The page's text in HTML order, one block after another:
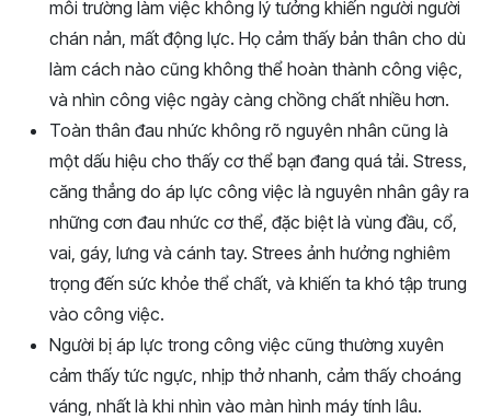
môi trường làm việc không lý tưởng khiến người người
chán nản, mất động lực. Họ cảm thấy bản thân cho dù
làm cách nào cũng không thể hoàn thành công việc,
và nhìn công việc ngày càng chồng chất nhiều hơn.
Toàn thân đau nhức không rõ nguyên nhân cũng là
một dấu hiệu cho thấy cơ thể bạn đang quá tải. Stress,
căng thẳng do áp lực công việc là nguyên nhân gây ra
những cơn đau nhức cơ thể, đặc biệt là vùng đầu, cổ,
vai, gáy, lưng và cánh tay. Strees ảnh hưởng nghiêm
trọng đến sức khỏe thể chất, và khiến ta khó tập trung
vào công việc.
Người bị áp lực trong công việc cũng thường xuyên
cảm thấy tức ngực, nhịp thở nhanh, cảm thấy choáng
váng, nhất là khi nhìn vào màn hình máy tính lâu.